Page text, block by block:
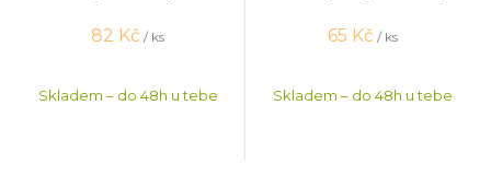
82 Kč / ks
Skladem – do 48h u tebe
65 Kč / ks
Skladem – do 48h u tebe